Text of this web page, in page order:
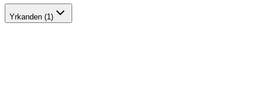
Yrkanden (1)